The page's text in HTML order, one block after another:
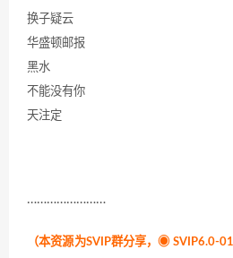
换子疑云
华盛顿邮报
黑水
不能没有你
天注定
……………………
（本资源为SVIP群分享，◉ SVIP6.0-